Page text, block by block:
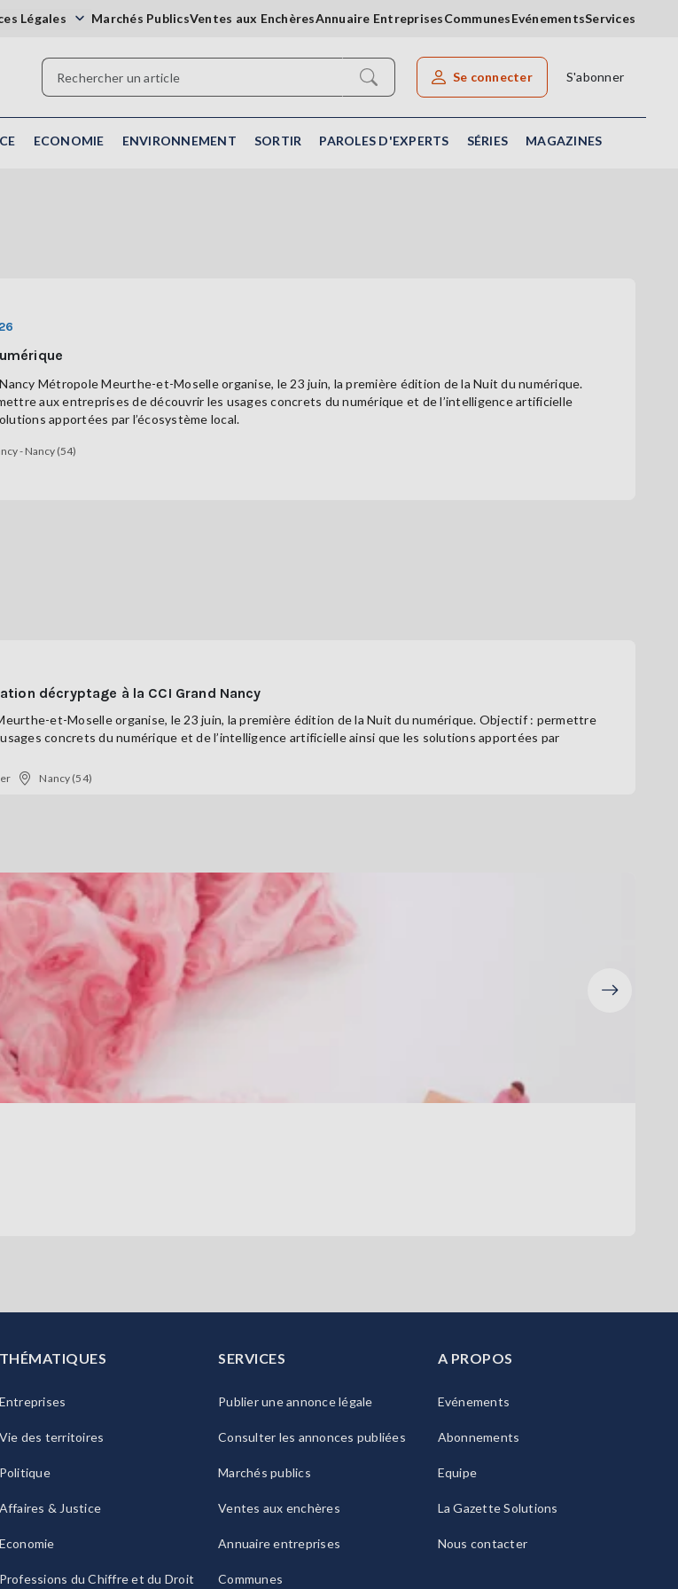
Légales Marchés PublicsVentes aux EnchèresAnnuaire EntreprisesCommunesEvénementsServices
Rechercher un article
Se connecter S'abonner
ECONOMIE ENVIRONNEMENT SORTIR PAROLES D'EXPERTS SÉRIES MAGAZINES
Métropole Meurthe-et-Moselle organise, le 23 juin, la première édition de la Nuit du numérique.
aux entreprises de découvrir les usages concrets du numérique et de l’intelligence artificielle
apportées par l’écosystème local.
- Nancy (54)
décryptage à la CCI Grand Nancy
et-Moselle organise, le 23 juin, la première édition de la Nuit du numérique. Objectif : permettre
concrets du numérique et de l’intelligence artificielle ainsi que les solutions apportées par
Nancy (54)
THÉMATIQUES
Entreprises
Vie des territoires
Politique
Affaires & Justice
Economie
Professions du Chiffre et du Droit
SERVICES
Publier une annonce légale
Consulter les annonces publiées
Marchés publics
Ventes aux enchères
Annuaire entreprises
Communes
A PROPOS
Evénements
Abonnements
Equipe
La Gazette Solutions
Nous contacter